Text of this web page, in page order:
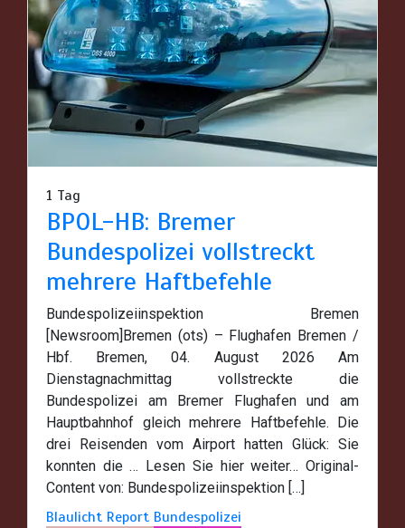
1 Tag
BPOL-HB: Bremer
Bundespolizei vollstreckt
mehrere Haftbefehle
Bundespolizeiinspektion Bremen
[Newsroom]Bremen (ots) – Flughafen Bremen /
Hbf. Bremen, 04. August 2026 Am
Dienstagnachmittag vollstreckte die
Bundespolizei am Bremer Flughafen und am
Hauptbahnhof gleich mehrere Haftbefehle. Die
drei Reisenden vom Airport hatten Glück: Sie
konnten die … Lesen Sie hier weiter… Original-
Content von: Bundespolizeiinspektion […]
Blaulicht Report Bundespolizei